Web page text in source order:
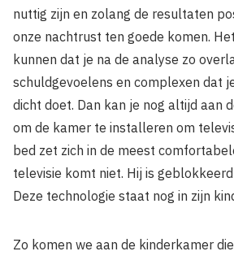
nuttig zijn en zolang de resultaten
onze nachtrust ten goede komen.
kunnen dat je na de analyse zo
schuldgevoelens en complexen dat
dicht doet. Dan kan je nog altijd aan
om de kamer te installeren om
bed zet zich in de meest
televisie komt niet. Hij is
Deze technologie staat nog in zijn
Zo komen we aan de kinderkamer